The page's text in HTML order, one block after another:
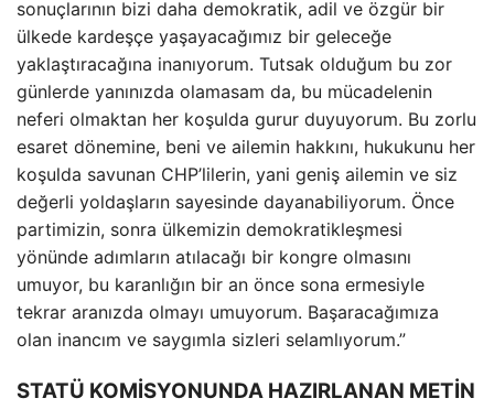
sonuçlarının bizi daha demokratik, adil ve özgür bir
ülkede kardeşçe yaşayacağımız bir geleceğe
yaklaştıracağına inanıyorum. Tutsak olduğum bu zor
günlerde yanınızda olamasam da, bu mücadelenin
neferi olmaktan her koşulda gurur duyuyorum. Bu zorlu
esaret dönemine, beni ve ailemin hakkını, hukukunu her
koşulda savunan CHP’lilerin, yani geniş ailemin ve siz
değerli yoldaşların sayesinde dayanabiliyorum. Önce
partimizin, sonra ülkemizin demokratikleşmesi
yönünde adımların atılacağı bir kongre olmasını
umuyor, bu karanlığın bir an önce sona ermesiyle
tekrar aranızda olmayı umuyorum. Başaracağımıza
olan inancım ve saygımla sizleri selamlıyorum.”
STATÜ KOMİSYONUNDA HAZIRLANAN METİN